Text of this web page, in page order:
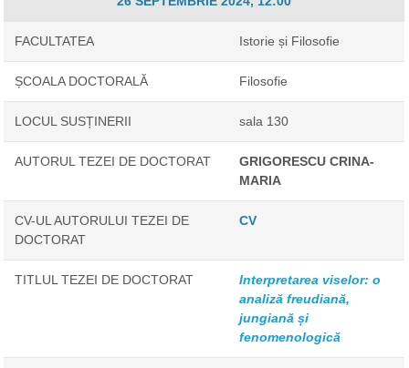
FACULTATEA Istorie și Filosofie
ȘCOALA DOCTORALĂ Filosofie
LOCUL SUSȚINERII sala 130
AUTORUL TEZEI DE DOCTORAT
GRIGORESCU CRINA-
MARIA
CV-UL AUTORULUI TEZEI DE
DOCTORAT
CV
TITLUL TEZEI DE DOCTORAT
Interpretarea viselor: o
analiză freudiană,
jungiană și
fenomenologică